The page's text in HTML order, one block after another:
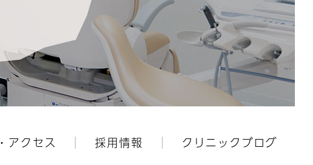
アクセス 採用情報 クリニックブログ